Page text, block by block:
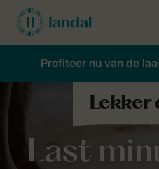
Profiteer nu van de
Last